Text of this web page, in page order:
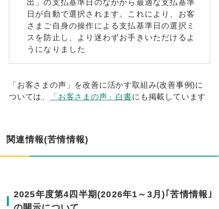
出」の支払基準日のなかから最適な支払基準
日が自動で選択されます。これにより、お客
さまご自身の操作による支払基準日の選択ミ
スを防止し、より迷わずお手きいただけるよ
うになりました
「お客さまの声」を改善に活かす取組み(改善事例)に
ついては、
「お客さまの声」白書にも掲載しています
関連情報(苦情情報)
2025年度第4四半期(2026年1～3月)｢苦情情報｣